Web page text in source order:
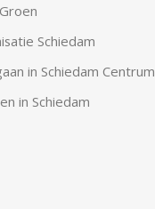
Schiedam
in Schiedam Centrum
in Schiedam